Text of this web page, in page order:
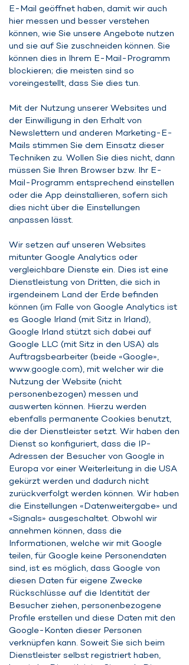
E-Mail geöffnet haben, damit wir auch
hier messen und besser verstehen
können, wie Sie unsere Angebote nutzen
und sie auf Sie zuschneiden können. Sie
können dies in Ihrem E-Mail-Programm
blockieren; die meisten sind so
voreingestellt, dass Sie dies tun.
Mit der Nutzung unserer Websites und
der Einwilligung in den Erhalt von
Newslettern und anderen Marketing-E-
Mails stimmen Sie dem Einsatz dieser
Techniken zu. Wollen Sie dies nicht, dann
müssen Sie Ihren Browser bzw. Ihr E-
Mail-Programm entsprechend einstellen
oder die App deinstallieren, sofern sich
dies nicht über die Einstellungen
anpassen lässt.
Wir setzen auf unseren Websites
mitunter Google Analytics oder
vergleichbare Dienste ein. Dies ist eine
Dienstleistung von Dritten, die sich in
irgendeinem Land der Erde befinden
können (im Falle von Google Analytics ist
es Google Irland (mit Sitz in Irland),
Google Irland stützt sich dabei auf
Google LLC (mit Sitz in den USA) als
Auftragsbearbeiter (beide «Google»,
www.google.com), mit welcher wir die
Nutzung der Website (nicht
personenbezogen) messen und
auswerten können. Hierzu werden
ebenfalls permanente Cookies benutzt,
die der Dienstleister setzt. Wir haben den
Dienst so konfiguriert, dass die IP-
Adressen der Besucher von Google in
Europa vor einer Weiterleitung in die USA
gekürzt werden und dadurch nicht
zurückverfolgt werden können. Wir haben
die Einstellungen «Datenweitergabe» und
«Signals» ausgeschaltet. Obwohl wir
annehmen können, dass die
Informationen, welche wir mit Google
teilen, für Google keine Personendaten
sind, ist es möglich, dass Google von
diesen Daten für eigene Zwecke
Rückschlüsse auf die Identität der
Besucher ziehen, personenbezogene
Profile erstellen und diese Daten mit den
Google-Konten dieser Personen
verknüpfen kann. Soweit Sie sich beim
Dienstleister selbst registriert haben,